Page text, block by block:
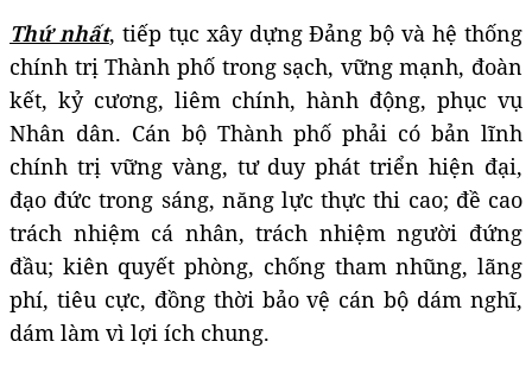
Thứ nhất, tiếp tục xây dựng Đảng bộ và hệ thống
chính trị Thành phố trong sạch, vững mạnh, đoàn
kết, kỷ cương, liêm chính, hành động, phục vụ
Nhân dân. Cán bộ Thành phố phải có bản lĩnh
chính trị vững vàng, tư duy phát triển hiện đại,
đạo đức trong sáng, năng lực thực thi cao; đề cao
trách nhiệm cá nhân, trách nhiệm người đứng
đầu; kiên quyết phòng, chống tham nhũng, lãng
phí, tiêu cực, đồng thời bảo vệ cán bộ dám nghĩ,
dám làm vì lợi ích chung.